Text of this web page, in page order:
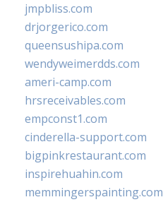
jmpbliss.com
drjorgerico.com
queensushipa.com
wendyweimerdds.com
ameri-camp.com
hrsreceivables.com
empconst1.com
cinderella-support.com
bigpinkrestaurant.com
inspirehuahin.com
memmingerspainting.com